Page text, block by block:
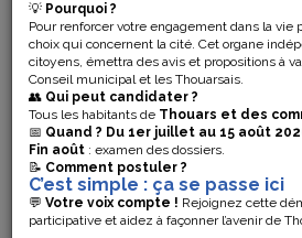
💡 Pourquoi ?
Pour renforcer votre engagement dans la
choix qui concernent la cité. Cet organe
citoyens, émettra des avis et propositions à
Conseil municipal et les Thouarsais.
👥 Qui peut candidater ?
Tous les habitants de Thouars et des
📅 Quand ? Du 1er juillet au 15 août
Fin août : examen des dossiers.
📝 Comment postuler ?
C’est simple : ça se passe ici
💬 Votre voix compte ! Rejoignez cette
participative et aidez à façonner l’avenir de
RELEVE
DES
D’EAU